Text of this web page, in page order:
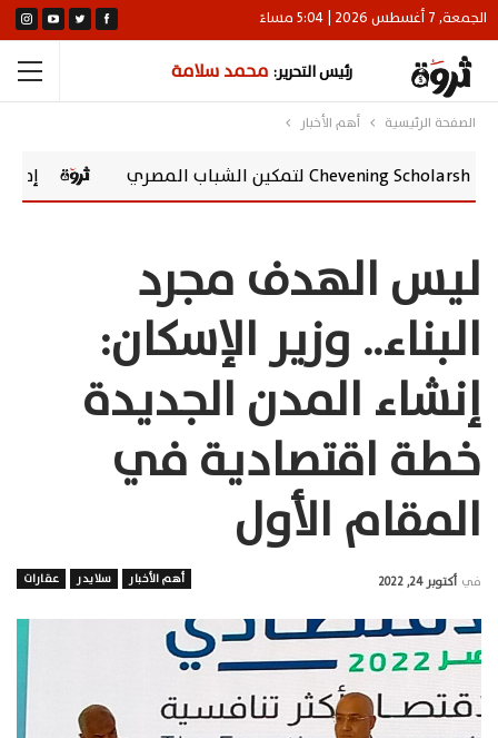
الجمعة, 7 أغسطس 2026 | 5:04 مساءً
رئيس التحرير: محمد سلامة
الصفحة الرئيسية أهم الأخبار
إطلاق vivo Y500 في مصر.. بطارية 8100 مللي أمبير وشاشة AMOLED 120 هرتز
ليس الهدف مجرد
البناء.. وزير الإسكان:
إنشاء المدن الجديدة
خطة اقتصادية في
المقام الأول
أهم الأخبار سلايدر عقارات في أكتوبر 24, 2022